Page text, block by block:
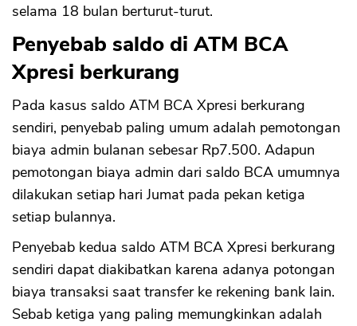
selama 18 bulan berturut-turut.
Penyebab saldo di ATM BCA
Xpresi berkurang
Pada kasus saldo ATM BCA Xpresi berkurang
sendiri, penyebab paling umum adalah pemotongan
biaya admin bulanan sebesar Rp7.500. Adapun
pemotongan biaya admin dari saldo BCA umumnya
dilakukan setiap hari Jumat pada pekan ketiga
setiap bulannya.
Penyebab kedua saldo ATM BCA Xpresi berkurang
sendiri dapat diakibatkan karena adanya potongan
biaya transaksi saat transfer ke rekening bank lain.
Sebab ketiga yang paling memungkinkan adalah